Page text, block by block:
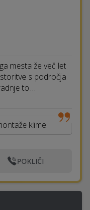
mesta že več let
s področja
to…
klime
POKLIČI